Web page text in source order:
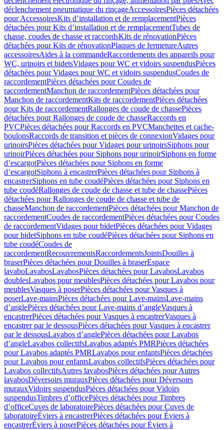
déclenchement pneumatique du rinçageAccessoiresPièces détachées
pour AccessoiresKits d’installation et de remplacementPièces
détachées pour Kits d’installation et de remplacementTubes de
chasse, coudes de chasse et raccordsKits de rénovationPièces
détachées pour Kits de rénovationPlaques de fermetureAutres
accessoiresAides à la commandeRaccordements des appareils pour
WC, urinoirs et bidetsVidages pour WC et vidoirs suspendusPièces
détachées pour Vidages pour WC et vidoirs suspendusCoudes de
raccordementPièces détachées pour Coudes de
raccordementManchon de raccordementPièces détachées pour
Manchon de raccordementKits de raccordementPièces détachées
pour Kits de raccordementRallonges de coude de chassePièces
détachées pour Rallonges de coude de chasseRaccords en
PVCPièces détachées pour Raccords en PVCManchettes et cache-
boulonsRaccords de transition et pièces de connexionVidages pour
urinoirsPièces détachées pour Vidages pour urinoirsSiphons pour
urinoirPièces détachées pour Siphons pour urinoirSiphons en forme
d’escargotPièces détachées pour Siphons en forme
d’escargotSiphons à encastrerPièces détachées pour Siphons à
encastrerSiphons en tube coudéPièces détachées pour Siphons en
tube coudéRallonges de coude de chasse et tube de chassePièces
détachées pour Rallonges de coude de chasse et tube de
chasseManchon de raccordementPièces détachées pour Manchon de
raccordementCoudes de raccordementPièces détachées pour Coudes
de raccordementVidages pour bidetPièces détachées pour Vidages
pour bidetSiphons en tube coudéPièces détachées pour Siphons en
tube coudéCoudes de
raccordementRecouvrementsRaccordementsJointsDouilles à
braserPièces détachées pour Douilles à braserEspace
lavaboLavabosLavabosPièces détachées pour LavabosLavabos
doublesLavabos pour meublesPièces détachées pour Lavabos pour
meublesVasques à poserPièces détachées pour Vasques à
poserLave-mainsPièces détachées pour Lave-mainsLave-mains
d’anglePièces détachées pour Lave-mains d’angleVasques à
encastrerPièces détachées pour Vasques à encastrerVasques à
encastrer par le dessousPièces détachées pour Vasques à encastrer
par le dessousLavabos d’anglePièces détachées pour Lavabos
d’angleLavabos collectifsLavabos adaptés PMRPièces détachées
pour Lavabos adaptés PMRLavabos pour enfantsPièces détachées
pour Lavabos pour enfantsLavabos collectifsPièces détachées pour
Lavabos collectifsAutres lavabosPièces détachées pour Autres
lavabosDéversoirs murauxPièces détachées pour Déversoirs
murauxVidoirs suspendusPièces détachées pour Vidoirs
suspendusTimbres dʼofficePièces détachées pour Timbres
dʼofficeCuves de laboratoirePièces détachées pour Cuves de
laboratoireÉviers à encastrerPièces détachées pour Éviers à
encastrerÉviers à poserPièces détachées pour Éviers à